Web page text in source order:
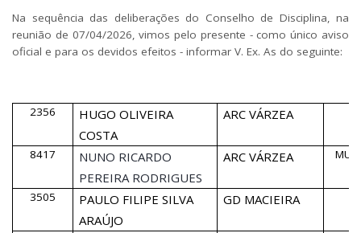
Na sequência das deliberações do Conselho de Disciplina, na
reunião de 07/04/2026, vimos pelo presente - como único aviso
oficial e para os devidos efeitos - informar V. Ex. As do seguinte:
2356
HUGO OLIVEIRA
COSTA
ARC VÁRZEA
8417
NUNO RICARDO
PEREIRA RODRIGUES
ARC VÁRZEA
3505
PAULO FILIPE SILVA
ARAÚJO
GD MACIEIRA